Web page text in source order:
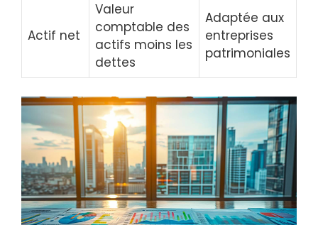
Actif net
Valeur
comptable des
actifs moins les
dettes
Adaptée aux
entreprises
patrimoniales